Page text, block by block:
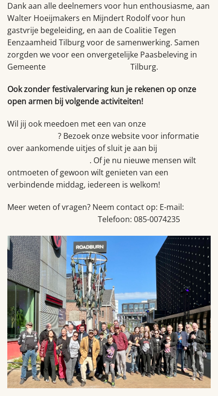
Dank aan alle deelnemers voor hun enthousiasme, aan
Walter Hoeijmakers en Mijndert Rodolf voor hun
gastvrije begeleiding, en aan de Coalitie Tegen
Eenzaamheid Tilburg voor de samenwerking. Samen
zorgden we voor een onvergetelijke Paasbeleving in
Gemeente
Tilburg.
Ook zonder festivalervaring kun je rekenen op onze
open armen bij volgende activiteiten!
Wil jij ook meedoen met een van onze
? Bezoek onze website voor informatie
over aankomende uitjes of sluit je aan bij
. Of je nu nieuwe mensen wilt
ontmoeten of gewoon wilt genieten van een
verbindende middag, iedereen is welkom!
Meer weten of vragen? Neem contact op: E-mail:
Telefoon: 085-0074235